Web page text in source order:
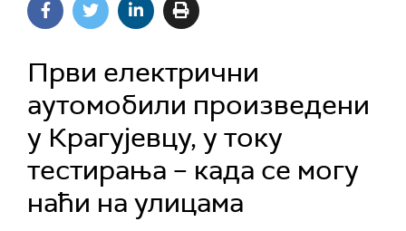
Први електрични
аутомобили произведени
у Крагујевцу, у току
тестирања – када се могу
наћи на улицама